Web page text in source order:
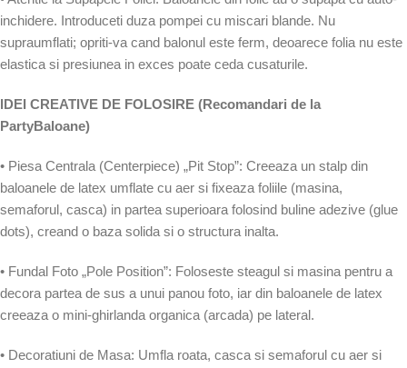
inchidere. Introduceti duza pompei cu miscari blande. Nu
supraumflati; opriti-va cand balonul este ferm, deoarece folia nu este
elastica si presiunea in exces poate ceda cusaturile.
IDEI CREATIVE DE FOLOSIRE (Recomandari de la
PartyBaloane)
• Piesa Centrala (Centerpiece) „Pit Stop”: Creeaza un stalp din
baloanele de latex umflate cu aer si fixeaza foliile (masina,
semaforul, casca) in partea superioara folosind buline adezive (glue
dots), creand o baza solida si o structura inalta.
• Fundal Foto „Pole Position”: Foloseste steagul si masina pentru a
decora partea de sus a unui panou foto, iar din baloanele de latex
creeaza o mini-ghirlanda organica (arcada) pe lateral.
• Decoratiuni de Masa: Umfla roata, casca si semaforul cu aer si